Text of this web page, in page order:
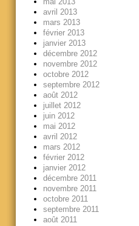
avril 2013
mars 2013
février 2013
janvier 2013
décembre 2012
novembre 2012
octobre 2012
septembre 2012
août 2012
juillet 2012
juin 2012
mai 2012
avril 2012
mars 2012
février 2012
janvier 2012
décembre 2011
novembre 2011
octobre 2011
septembre 2011
août 2011